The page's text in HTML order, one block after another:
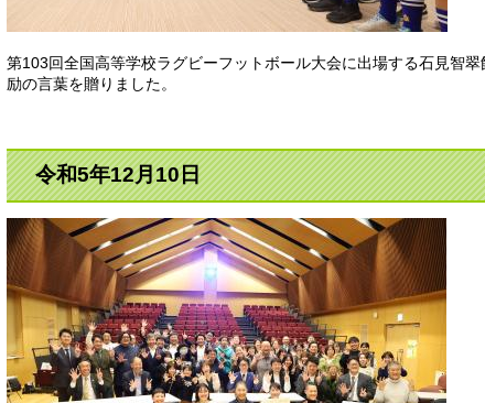
第103回全国高等学校ラグビーフットボール大会に出場する石見智
励の言葉を贈りました。
令和5年12月10日